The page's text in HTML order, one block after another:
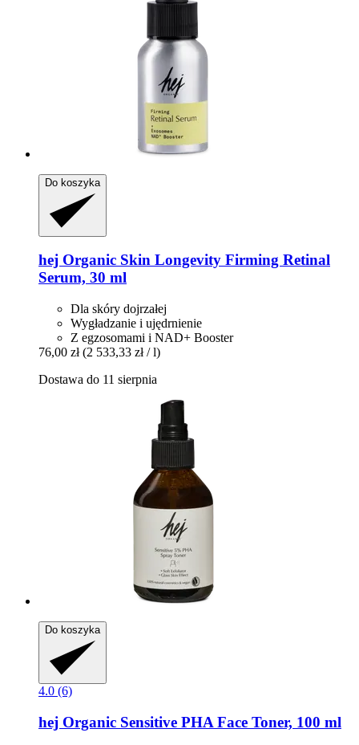
Do koszyka
hej Organic Skin Longevity Firming Retinal
Serum, 30 ml
Dla skóry dojrzałej
Wygładzanie i ujędrnienie
Z egzosomami i NAD+ Booster
76,00 zł (2 533,33 zł / l)
Dostawa do 11 sierpnia
Do koszyka
4.0 (6)
hej Organic Sensitive PHA Face Toner, 100 ml